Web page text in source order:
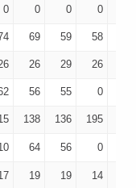
0 0 0 0
69 59 58
26 29 26
56 55 0
138 136 195
64 56 0
19 19 14